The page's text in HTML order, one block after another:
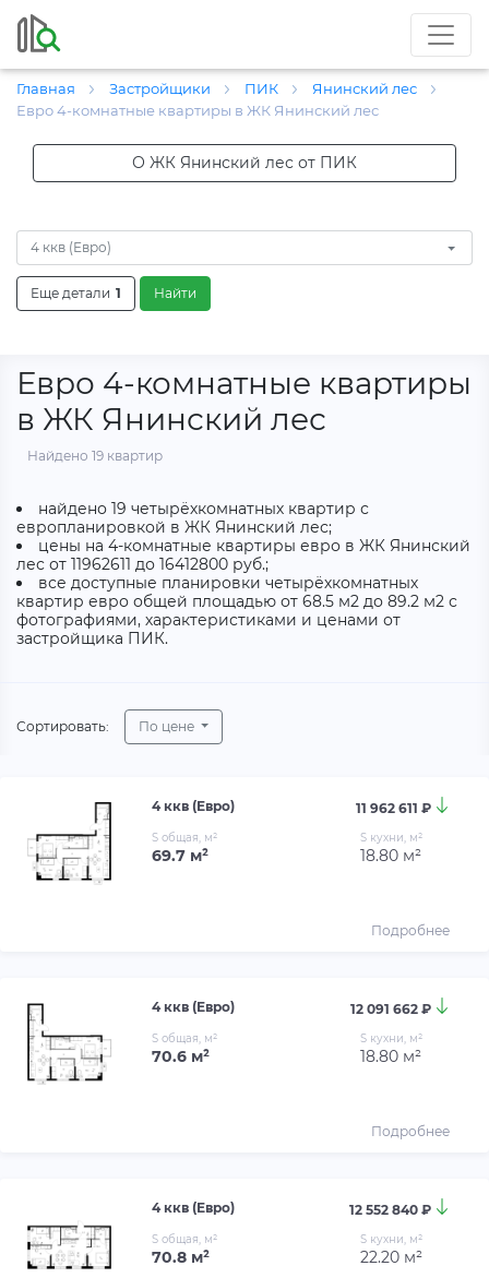
Главная Застройщики ПИК
Янинский лес
Евро 4-комнатные квартиры в ЖК Янинский лес
О ЖК Янинский лес от ПИК
4 ккв (Евро)
Еще детали 1 Найти
Евро 4-комнатные квартиры
в ЖК Янинский лес
Найдено 19 квартир
найдено 19 четырёхкомнатных квартир с
европланировкой в ЖК Янинский лес;
цены на 4-комнатные квартиры евро в ЖК Янинский
лес от 11962611 до 16412800 руб.;
все доступные планировки четырёхкомнатных
квартир евро общей площадью от 68.5 м2 до 89.2 м2 с
фотографиями, характеристиками и ценами от
застройщика ПИК.
Сортировать: По цене
4 ккв (Евро) 11 962 611 ₽
S общая, м²
69.7 м²
S кухни, м²
18.80 м²
Подробнее
4 ккв (Евро) 12 091 662 ₽
S общая, м²
70.6 м²
S кухни, м²
18.80 м²
Подробнее
4 ккв (Евро) 12 552 840 ₽
S общая, м²
70.8 м²
S кухни, м²
22.20 м²